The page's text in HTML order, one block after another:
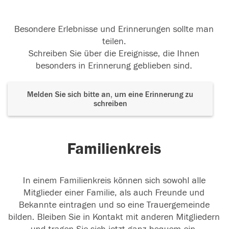
Besondere Erlebnisse und Erinnerungen sollte man
teilen.
Schreiben Sie über die Ereignisse, die Ihnen
besonders in Erinnerung geblieben sind.
Melden Sie sich bitte an, um eine Erinnerung zu
schreiben
Familienkreis
In einem Familienkreis können sich sowohl alle
Mitglieder einer Familie, als auch Freunde und
Bekannte eintragen und so eine Trauergemeinde
bilden. Bleiben Sie in Kontakt mit anderen Mitgliedern